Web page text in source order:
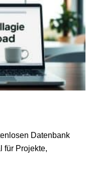
Datenbank
für Projekte,